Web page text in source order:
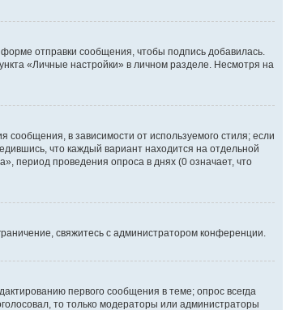
форме отправки сообщения, чтобы подпись добавилась.
«Личные настройки» в личном разделе. Несмотря на
сообщения, в зависимости от используемого стиля; если
что каждый вариант находится на отдельной
период проведения опроса в днях (0 означает, что
свяжитесь с администратором конференции.
первого сообщения в теме; опрос всегда
то только модераторы или администраторы